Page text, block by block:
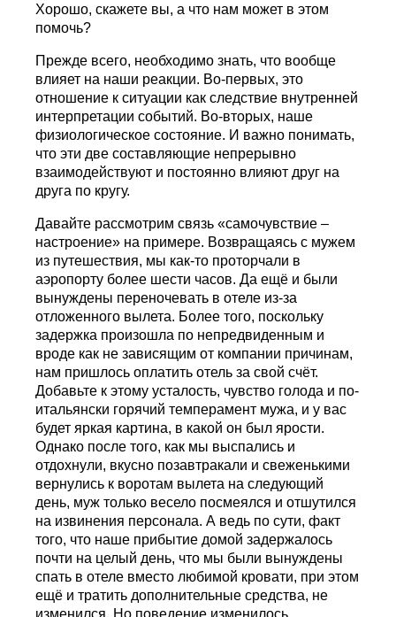
Хорошо, скажете вы, а что нам может в этом
помочь?
Прежде всего, необходимо знать, что вообще
влияет на наши реакции. Во-первых, это
отношение к ситуации как следствие внутренней
интерпретации событий. Во-вторых, наше
физиологическое состояние. И важно понимать,
что эти две составляющие непрерывно
взаимодействуют и постоянно влияют друг на
друга по кругу.
Давайте рассмотрим связь «самочувствие –
настроение» на примере. Возвращаясь с мужем
из путешествия, мы как-то проторчали в
аэропорту более шести часов. Да ещё и были
вынуждены переночевать в отеле из-за
отложенного вылета. Более того, поскольку
задержка произошла по непредвиденным и
вроде как не зависящим от компании причинам,
нам пришлось оплатить отель за свой счёт.
Добавьте к этому усталость, чувство голода и по-
итальянски горячий темперамент мужа, и у вас
будет яркая картина, в какой он был ярости.
Однако после того, как мы выспались и
отдохнули, вкусно позавтракали и свеженькими
вернулись к воротам вылета на следующий
день, муж только весело посмеялся и отшутился
на извинения персонала. А ведь по сути, факт
того, что наше прибытие домой задержалось
почти на целый день, что мы были вынуждены
спать в отеле вместо любимой кровати, при этом
ещё и тратить дополнительные средства, не
изменился. Но поведение изменилось